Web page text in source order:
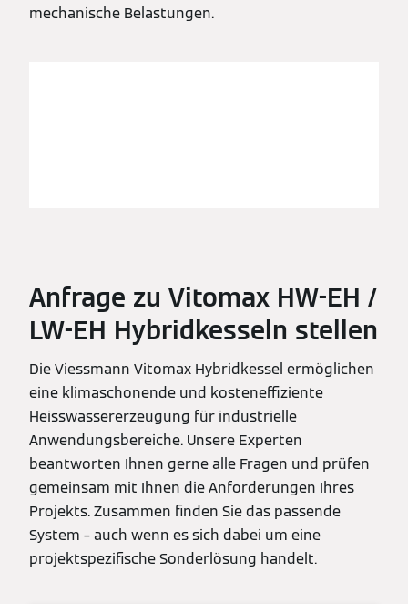
mechanische Belastungen.
Anfrage zu Vitomax HW-EH /
LW-EH Hybridkesseln stellen
Die Viessmann Vitomax Hybridkessel ermöglichen
eine klimaschonende und kosteneffiziente
Heisswassererzeugung für industrielle
Anwendungsbereiche. Unsere Experten
beantworten Ihnen gerne alle Fragen und prüfen
gemeinsam mit Ihnen die Anforderungen Ihres
Projekts. Zusammen finden Sie das passende
System – auch wenn es sich dabei um eine
projektspezifische Sonderlösung handelt.